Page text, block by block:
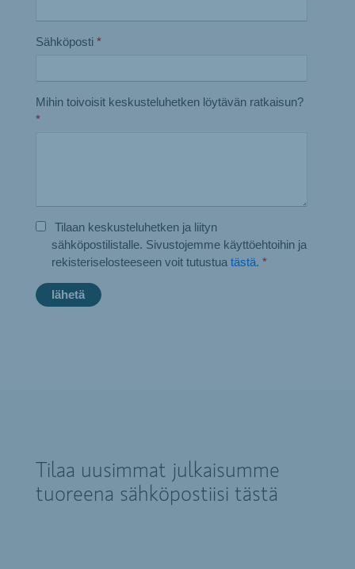
Sähköposti *
Mihin toivoisit keskusteluhetken löytävän ratkaisun?
*
Tilaan keskusteluhetken ja liityn
sähköpostilistalle. Sivustojemme käyttöehtoihin ja
rekisteriselosteeseen voit tutustua tästä. *
Tilaa uusimmat julkaisumme
tuoreena sähköpostiisi tästä